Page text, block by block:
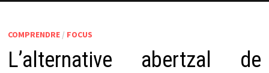
COMPRENDRE/ FOCUS
L’alternative abertzal de